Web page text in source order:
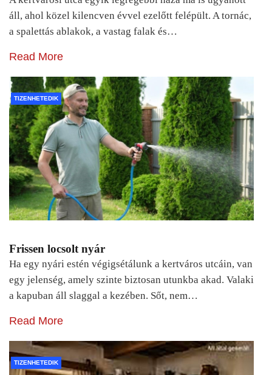
áll, ahol közel kilencven évvel ezelőtt felépült. A tornác,
a spalettás ablakok, a vastag falak és…
Read More
TIZENHETEDIK
Frissen locsolt nyár
Ha egy nyári estén végigsétálunk a kertváros utcáin, van
egy jelenség, amely szinte biztosan utunkba akad. Valaki
a kapuban áll slaggal a kezében. Sőt, nem…
Read More
TIZENHETEDIK